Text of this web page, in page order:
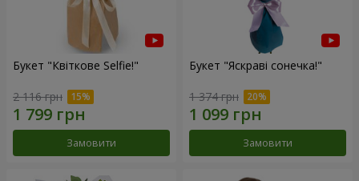
Букет "Квіткове Selfie!"
2 116 грн
Замовити
Букет "Яскраві сонечка!"
1 374 грн
Замовити